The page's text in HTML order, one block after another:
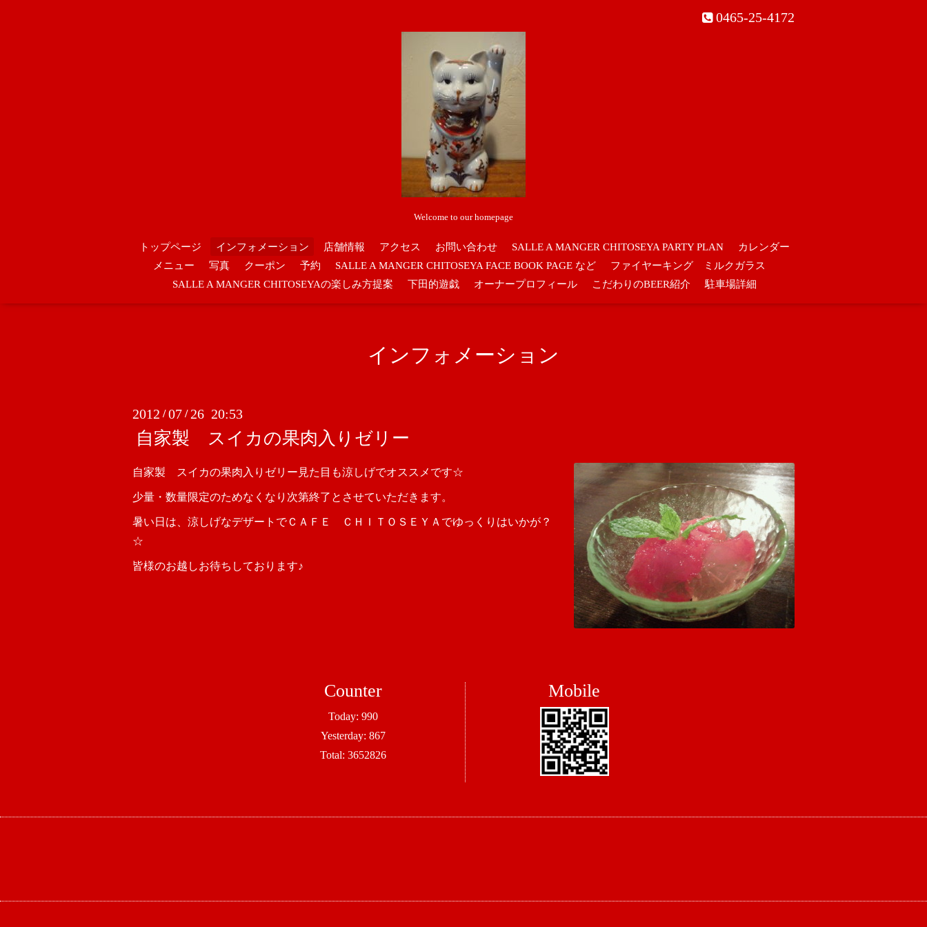
0465-25-4172
Welcome to our homepage
トップページ インフォメーション 店舗情報 アクセス お問い合わせ SALLE A MANGER CHITOSEYA PARTY PLAN
カレンダー
メニュー
写真 クーポン 予約 SALLE A MANGER CHITOSEYA FACE BOOK PAGE など
ファイヤーキング ミルクガラス
SALLE A MANGER CHITOSEYAの楽しみ方提案
下田的遊戯 オーナープロフィール こだわりのBEER紹介 駐車場詳細
インフォメーション
2012 /07 / 26 20:53
自家製 スイカの果肉入りゼリー
自家製 スイカの果肉入りゼリー見た目も涼しげでオススメです☆
少量・数量限定のためなくなり次第終了とさせていただきます。
暑い日は、涼しげなデザートでＣＡＦＥ ＣＨＩＴＯＳＥＹＡでゆっくりはいかが？
☆
皆様のお越しお待ちしております♪
Counter
Today: 990
Yesterday: 867
Total: 3652826
Mobile